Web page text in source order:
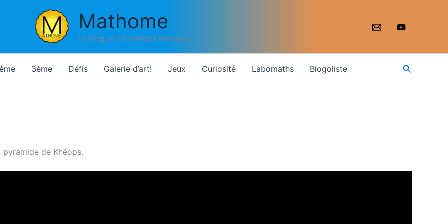
Mathome
Le blog de Christophe Brossard
3ème Défis Galerie d’art! Jeux Curiosité Labomaths Blogoliste
de Khéops.